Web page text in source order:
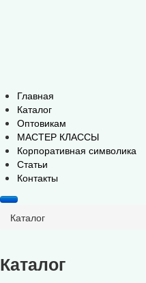
Главная
Каталог
Оптовикам
МАСТЕР КЛАССЫ
Корпоративная символика
Статьи
Контакты
Каталог
Каталог